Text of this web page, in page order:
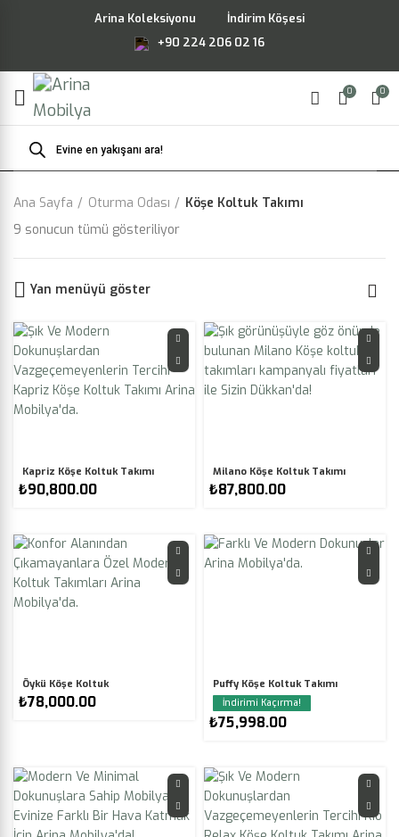
Arina Koleksiyonu
İndirim Köşesi
+90 224 206 02 16
0 0
Products
search
Ana Sayfa Oturma Odası
Köşe Koltuk Takımı
9 sonucun tümü gösteriliyor
Yan menüyü göster
Kapriz Köşe Koltuk Takımı
₺90,800.00
Milano Köşe Koltuk Takımı
₺87,800.00
Öykü Köşe Koltuk
₺78,000.00
Puffy Köşe Koltuk Takımı
₺75,998.00